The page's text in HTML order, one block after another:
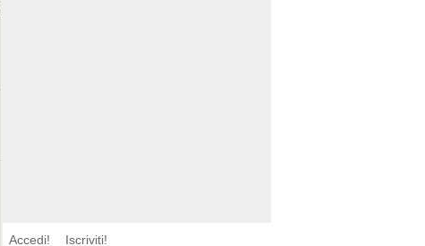
Accedi! Iscriviti!